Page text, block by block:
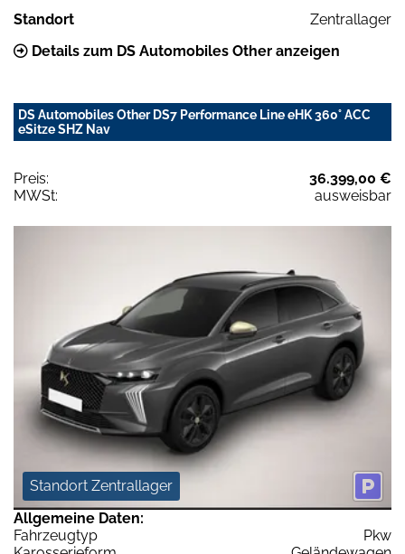
Standort
Zentrallager
Details zum DS Automobiles Other anzeigen
DS Automobiles Other DS7 Performance Line eHK 360° ACC
eSitze SHZ Nav
Preis:
36.399,00 €
MWSt:
ausweisbar
Standort Zentrallager
Allgemeine Daten:
Fahrzeugtyp
Pkw